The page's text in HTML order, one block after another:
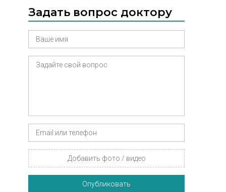
Задать вопрос доктору
Добавить фото / видео
Опубликовать